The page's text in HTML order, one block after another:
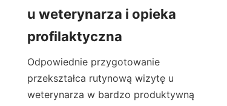
u weterynarza i opieka
profilaktyczna
Odpowiednie przygotowanie
przekształca rutynową wizytę u
weterynarza w bardzo produktywną